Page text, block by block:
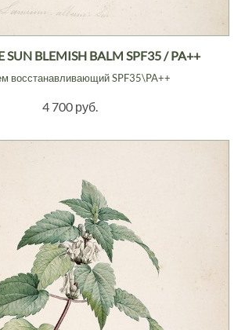
SUN BLEMISH BALM SPF35 / PA++
восстанавливающий SPF35\PA++
4 700 руб.